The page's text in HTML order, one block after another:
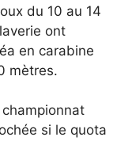
du 10 au 14
ont
en carabine
mètres.
si le quota